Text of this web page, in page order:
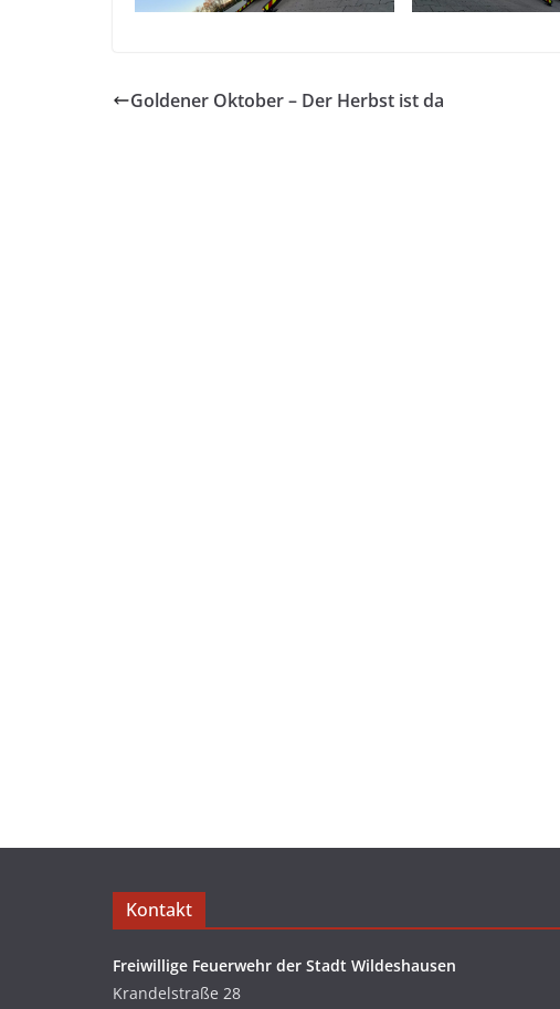
Goldener Oktober – Der Herbst ist da
Kontakt
Freiwillige Feuerwehr der Stadt Wildeshausen
Krandelstraße 28